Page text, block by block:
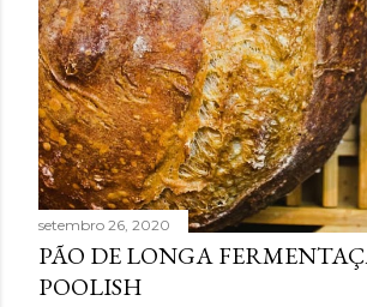
setembro 26, 2020
PÃO DE LONGA
POOLISH